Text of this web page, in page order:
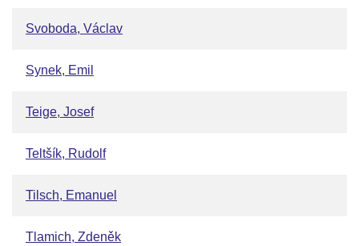
Svoboda, Václav
Synek, Emil
Teige, Josef
Teltšík, Rudolf
Tilsch, Emanuel
Tlamich, Zdeněk